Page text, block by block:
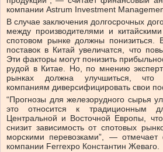
компании Astrum Investment
В случае заключения долгосрочных
между производителями и
спотовом рынке должны
поставок в Китай увеличатся, что
Эти факторы могут понизить
рудой в Китае. Но, по мнению
рынках должна улучшиться, что
компаниям диверсифицировать свои
“Прогнозы для железорудного сырья
это относится к традиционным
Центральной и Восточной Европы,
снизит зависимость от спотовых
морскими перевозками”, — отмечает
компании Ferrexpo Константин Жеваго.